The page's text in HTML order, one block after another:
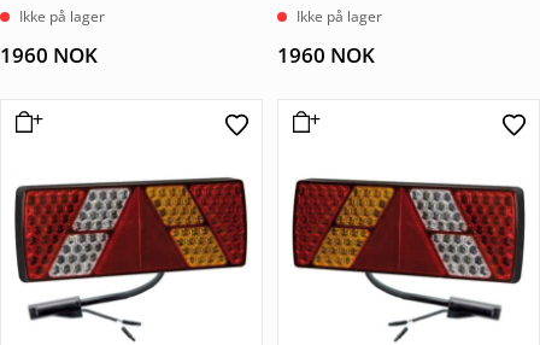
Ikke på lager
1960 NOK
Ikke på lager
1960 NOK